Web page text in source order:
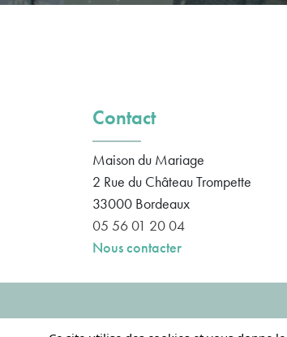
Contact
Maison du Mariage
2 Rue du Château Trompette
33000 Bordeaux
05 56 01 20 04
Nous contacter